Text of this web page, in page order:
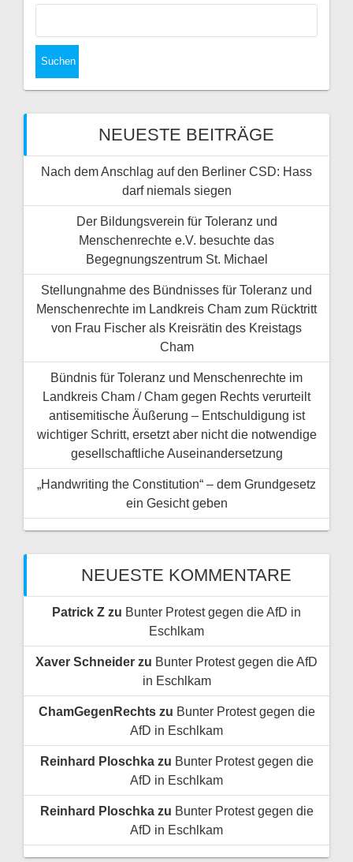
NEUESTE BEITRÄGE
Nach dem Anschlag auf den Berliner CSD: Hass
darf niemals siegen
Der Bildungsverein für Toleranz und
Menschenrechte e.V. besuchte das
Begegnungszentrum St. Michael
Stellungnahme des Bündnisses für Toleranz und
Menschenrechte im Landkreis Cham zum Rücktritt
von Frau Fischer als Kreisrätin des Kreistags
Cham
Bündnis für Toleranz und Menschenrechte im
Landkreis Cham / Cham gegen Rechts verurteilt
antisemitische Äußerung – Entschuldigung ist
wichtiger Schritt, ersetzt aber nicht die notwendige
gesellschaftliche Auseinandersetzung
„Handwriting the Constitution“ – dem Grundgesetz
ein Gesicht geben
NEUESTE KOMMENTARE
Patrick Z zu Bunter Protest gegen die AfD in
Eschlkam
Xaver Schneider zu Bunter Protest gegen die AfD
in Eschlkam
ChamGegenRechtszu Bunter Protest gegen die
AfD in Eschlkam
Reinhard Ploschka zu Bunter Protest gegen die
AfD in Eschlkam
Reinhard Ploschka zu Bunter Protest gegen die
AfD in Eschlkam